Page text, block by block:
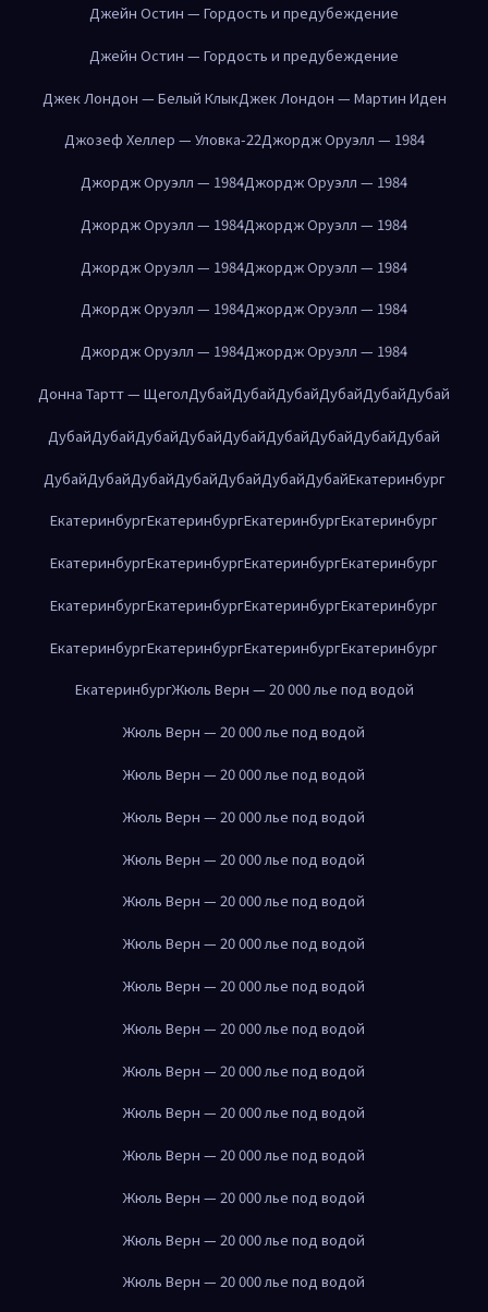
Джейн Остин — Гордость и предубеждение
Джейн Остин — Гордость и предубеждение
Джек Лондон — Белый КлыкДжек Лондон — Мартин Иден
Джозеф Хеллер — Уловка-22Джордж Оруэлл — 1984
Джордж Оруэлл — 1984Джордж Оруэлл — 1984
Джордж Оруэлл — 1984Джордж Оруэлл — 1984
Джордж Оруэлл — 1984Джордж Оруэлл — 1984
Джордж Оруэлл — 1984Джордж Оруэлл — 1984
Джордж Оруэлл — 1984Джордж Оруэлл — 1984
Донна Тартт — ЩеголДубайДубайДубайДубайДубайДубай
ДубайДубайДубайДубайДубайДубайДубайДубайДубай
ДубайДубайДубайДубайДубайДубайДубайЕкатеринбург
ЕкатеринбургЕкатеринбургЕкатеринбургЕкатеринбург
ЕкатеринбургЕкатеринбургЕкатеринбургЕкатеринбург
ЕкатеринбургЕкатеринбургЕкатеринбургЕкатеринбург
ЕкатеринбургЕкатеринбургЕкатеринбургЕкатеринбург
ЕкатеринбургЖюль Верн — 20 000 лье под водой
Жюль Верн — 20 000 лье под водой
Жюль Верн — 20 000 лье под водой
Жюль Верн — 20 000 лье под водой
Жюль Верн — 20 000 лье под водой
Жюль Верн — 20 000 лье под водой
Жюль Верн — 20 000 лье под водой
Жюль Верн — 20 000 лье под водой
Жюль Верн — 20 000 лье под водой
Жюль Верн — 20 000 лье под водой
Жюль Верн — 20 000 лье под водой
Жюль Верн — 20 000 лье под водой
Жюль Верн — 20 000 лье под водой
Жюль Верн — 20 000 лье под водой
Жюль Верн — 20 000 лье под водой